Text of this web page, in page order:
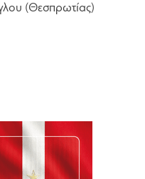
(Θεσπρωτίας)